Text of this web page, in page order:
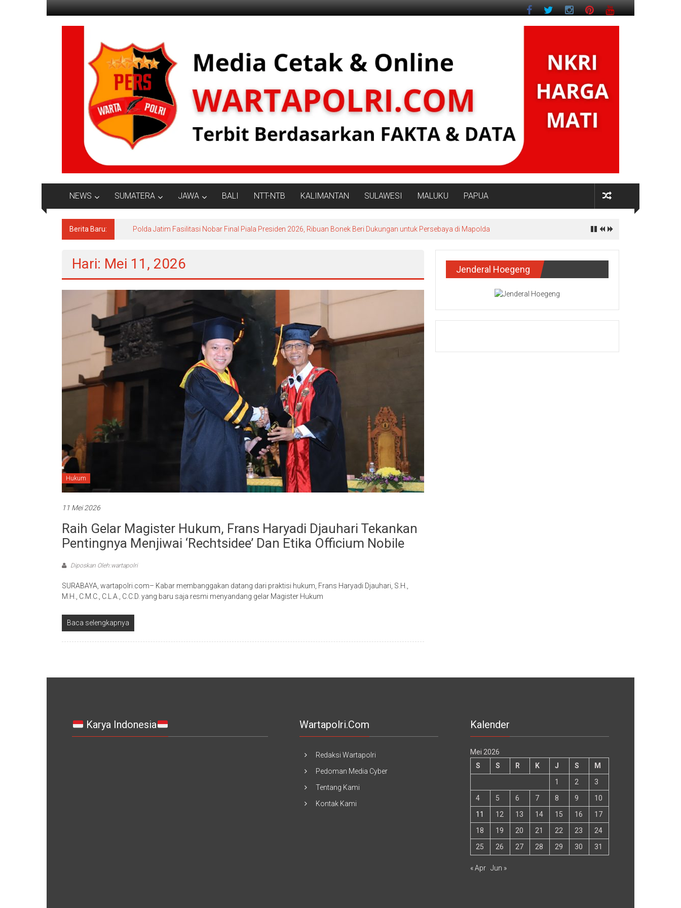
ke
konten
NEWS SUMATERA JAWA BALI NTT-NTB KALIMANTAN SULAWESI MALUKU PAPUA
Berita Baru: Polda Jatim Fasilitasi Nobar Final Piala Presiden 2026, Ribuan Bonek Beri Dukungan untuk Persebaya di Mapolda
Hari: Mei 11, 2026
Hukum
11 Mei 2026
Raih Gelar Magister Hukum, Frans Haryadi Djauhari Tekankan
Pentingnya Menjiwai ‘Rechtsidee’ Dan Etika Officium Nobile
Diposkan Oleh:wartapolri
SURABAYA, wartapolri.com– Kabar membanggakan datang dari praktisi hukum, Frans Haryadi Djauhari, S.H.,
M.H., C.M.C., C.L.A., C.C.D. yang baru saja resmi menyandang gelar Magister Hukum
Baca selengkapnya
Jenderal Hoegeng
Karya Indonesia Wartapolri.com
Redaksi Wartapolri
Pedoman Media Cyber
Tentang Kami
Kontak Kami
Kalender
Mei 2026
S
S R K J S
M
1
2
3
4
5 6 7 8 9
10
11
12 13 14 15 16
17
18
19 20 21 22 23
24
25
26 27 28 29 30 31
« Apr Jun »